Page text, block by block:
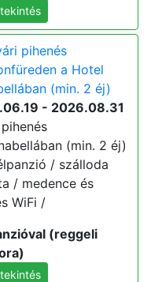
pihenés
a Hotel
(min. 2 éj)
- 2026.08.31
(min. 2 éj)
/ szálloda
/ medence és
WiFi /
(reggeli